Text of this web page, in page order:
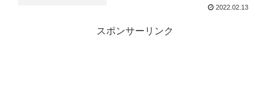
2022.02.13
スポンサーリンク